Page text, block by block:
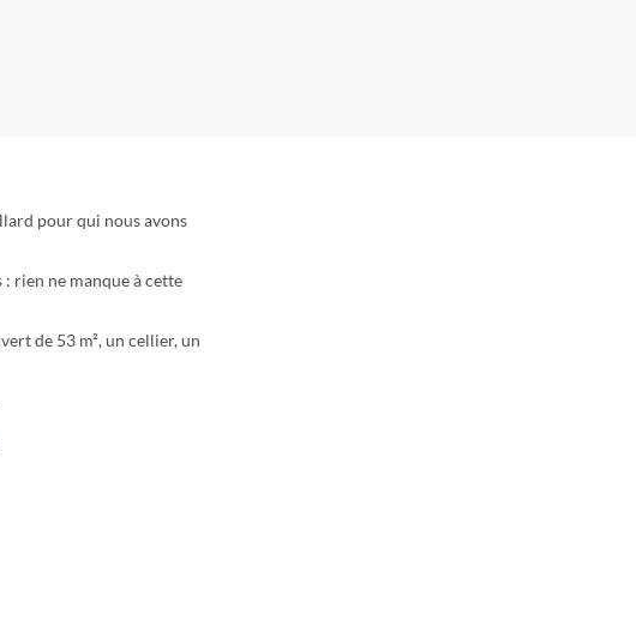
pour qui nous avons
rien ne manque à cette
de 53 m², un cellier, un